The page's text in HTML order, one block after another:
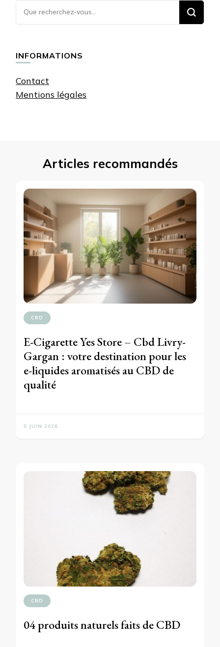
Vous
recherchiez
INFORMATIONS
Contact
Mentions légales
Articles recommandés
CBD
E-Cigarette Yes Store – Cbd Livry-
Gargan : votre destination pour les
e-liquides aromatisés au CBD de
qualité
5 JUIN 2026
CBD
04 produits naturels faits de CBD